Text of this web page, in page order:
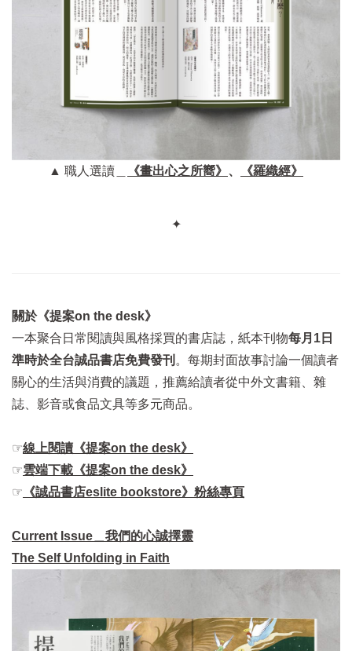
▲ 職人選讀＿ 《畫出心之所嚮》 、 《羅織經》
✦
關於《提案on the desk》
一本聚合日常閱讀與風格採買的書店誌，紙本刊物每月1日
準時於全台誠品書店免費發刊 。每期封面故事討論一個讀者
關心的生活與消費的議題，推薦給讀者從中外文書籍、雜
誌、影音或食品文具等多元商品。
☞線上閱讀《提案on the desk》
☞雲端下載《提案on the desk》
☞ 《誠品書店eslite bookstore》粉絲專頁
Current Issue＿我們的心誠擇靈
The Self Unfolding in Faith